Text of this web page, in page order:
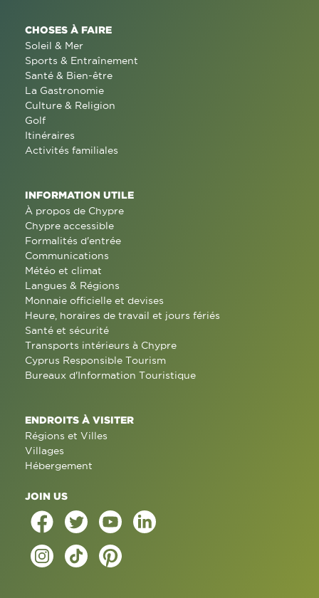
CHOSES À FAIRE
Soleil & Mer
Sports & Entraînement
Santé & Bien-être
La Gastronomie
Culture & Religion
Golf
Itinéraires
Activités familiales
INFORMATION UTILE
À propos de Chypre
Chypre accessible
Formalités d'entrée
Communications
Météo et climat
Langues & Régions
Monnaie officielle et devises
Heure, horaires de travail et jours fériés
Santé et sécurité
Transports intérieurs à Chypre
Cyprus Responsible Tourism
Bureaux d'Information Touristique
ENDROITS À VISITER
Régions et Villes
Villages
Hébergement
JOIN US